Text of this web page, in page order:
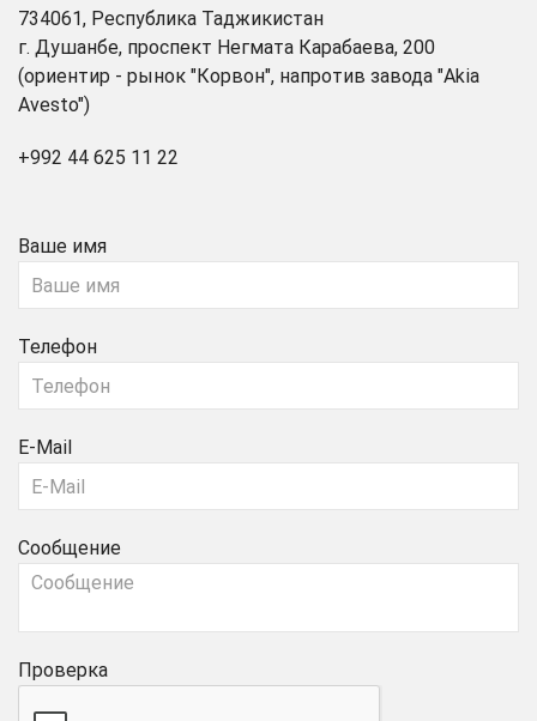
734061, Республика Таджикистан
г. Душанбе, проспект Негмата Карабаева, 200
(ориентир - рынок "Корвон", напротив завода "Akia
Avesto")
+992 44 625 11 22
Ваше имя
Телефон
E-Mail
Сообщение
Проверка